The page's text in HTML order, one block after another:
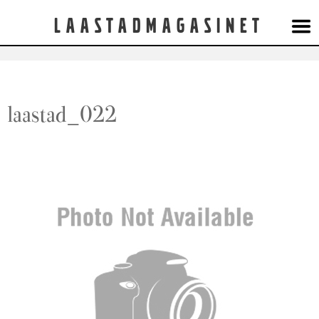
Laastadmagasinet
laastad_022